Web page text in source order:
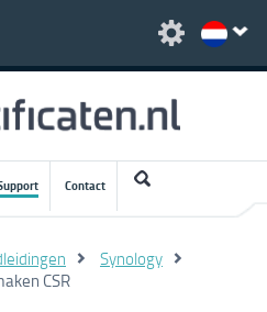
Contact
Synology
CSR